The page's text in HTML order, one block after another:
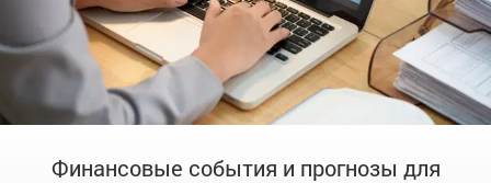
Финансовые события и прогнозы для